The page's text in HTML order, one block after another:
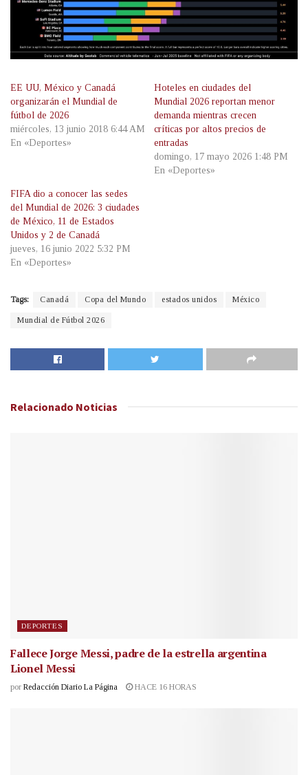
EE UU, México y Canadá
organizarán el Mundial de
fútbol de 2026
miércoles, 13 junio 2018 6:44 AM
En «Deportes»
Hoteles en ciudades del
Mundial 2026 reportan menor
demanda mientras crecen
críticas por altos precios de
entradas
domingo, 17 mayo 2026 1:48 PM
En «Deportes»
FIFA dio a conocer las sedes
del Mundial de 2026: 3 ciudades
de México, 11 de Estados
Unidos y 2 de Canadá
jueves, 16 junio 2022 5:32 PM
En «Deportes»
Tags: Canadá Copa del Mundo estados unidos México
Mundial de Fútbol 2026
Relacionado Noticias
DEPORTES
Fallece Jorge Messi, padre de la estrella argentina
Lionel Messi
por Redacción Diario La Página HACE 16 HORAS